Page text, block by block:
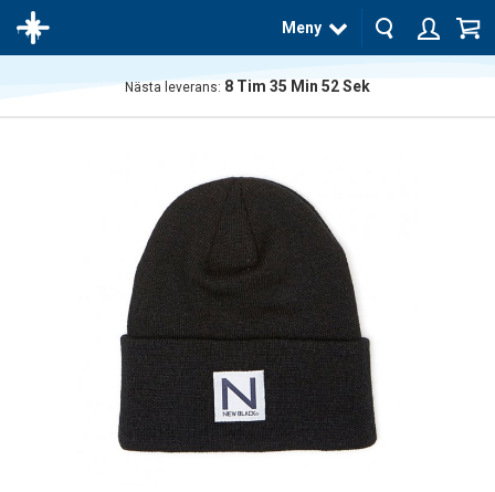
Meny
Nästa leverans: 8 Tim 35 Min 52Sek